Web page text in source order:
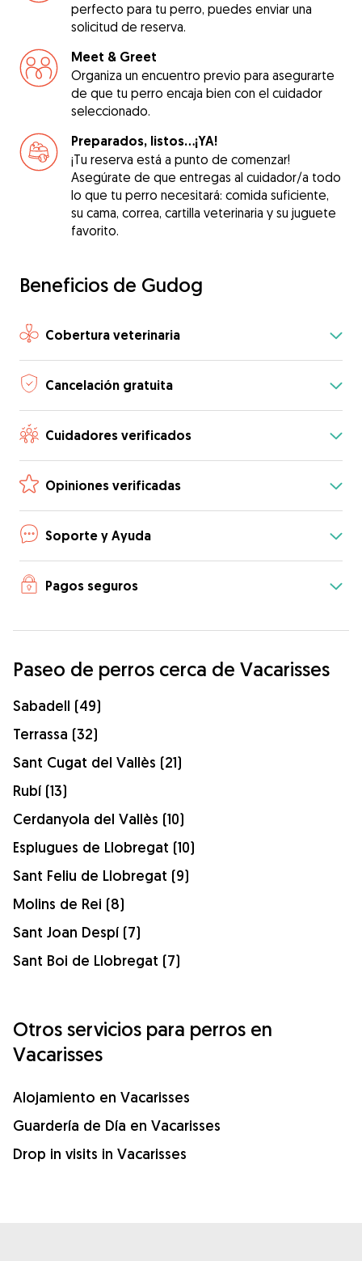
perfecto para tu perro, puedes enviar una
solicitud de reserva.
Meet & Greet
Organiza un encuentro previo para asegurarte
de que tu perro encaja bien con el cuidador
seleccionado.
Preparados, listos...¡YA!
¡Tu reserva está a punto de comenzar!
Asegúrate de que entregas al cuidador/a todo
lo que tu perro necesitará: comida suficiente,
su cama, correa, cartilla veterinaria y su juguete
favorito.
Beneficios de Gudog
Cobertura veterinaria
Cancelación gratuita
Cuidadores verificados
Opiniones verificadas
Soporte y Ayuda
Pagos seguros
Paseo de perros cerca de Vacarisses
Sabadell (49)
Terrassa (32)
Sant Cugat del Vallès (21)
Rubí (13)
Cerdanyola del Vallès (10)
Esplugues de Llobregat (10)
Sant Feliu de Llobregat (9)
Molins de Rei (8)
Sant Joan Despí (7)
Sant Boi de Llobregat (7)
Otros servicios para perros en
Vacarisses
Alojamiento en Vacarisses
Guardería de Día en Vacarisses
Drop in visits in Vacarisses